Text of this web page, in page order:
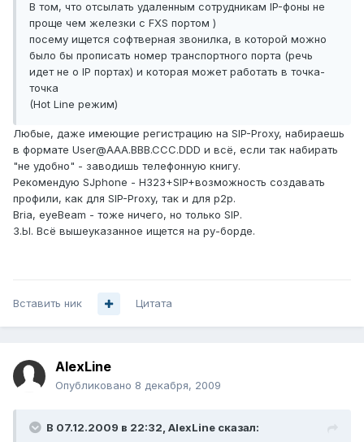
В том, что отсылать удаленным сотрудникам IP-фоны не
проще чем железки с FXS портом )
посему ищется софтверная звонилка, в которой можно
было бы прописать номер транспортного порта (речь
идет не о IP портах) и которая может работать в точка-
точка
(Hot Line режим)
Любые, даже имеющие регистрацию на SIP-Proxy, набираешь
в формате User@AAA.BBB.CCC.DDD и всё, если так набирать
"не удобно" - заводишь телефонную книгу.
Рекомендую SJphone - H323+SIP+возможность создавать
профили, как для SIP-Proxy, так и для p2p.
Bria, eyeBeam - тоже ничего, но только SIP.
З.Ы. Всё вышеуказанное ищется на ру-борде.
Вставить ник Цитата
AlexLine
Опубликовано 8 декабря, 2009
В 07.12.2009 в 22:32, AlexLine сказал: